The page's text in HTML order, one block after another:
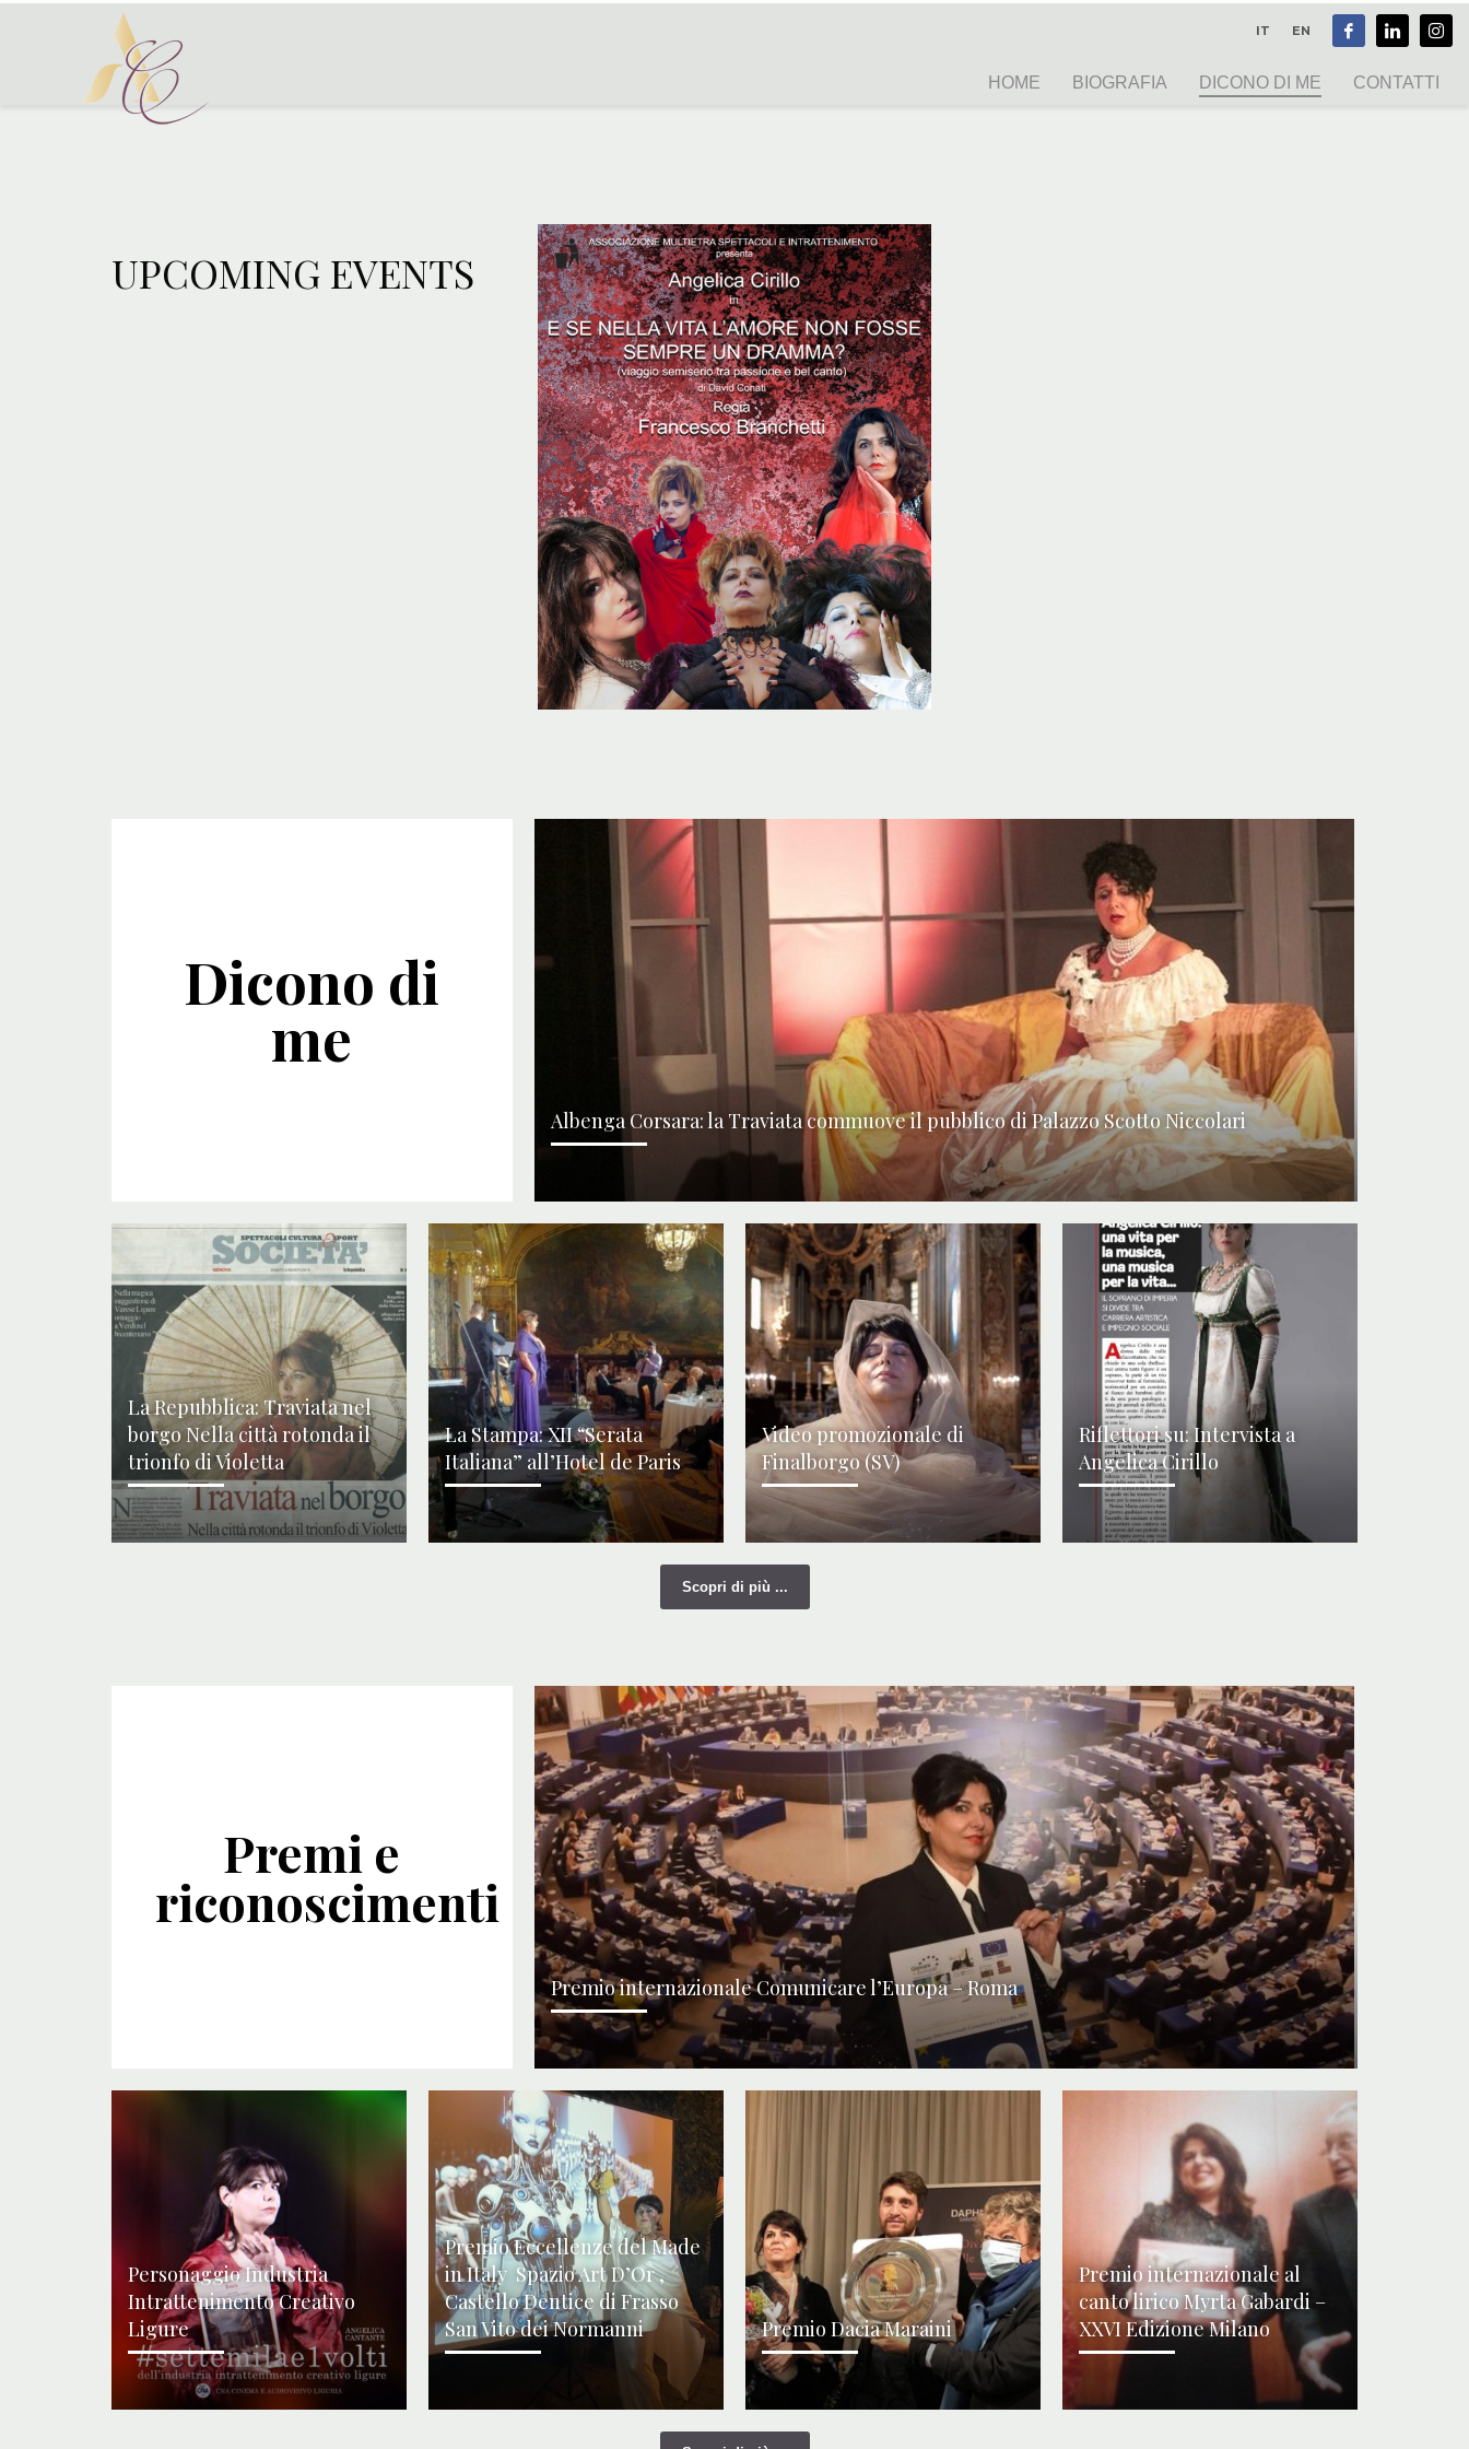
IT EN
HOME BIOGRAFIA DICONO DI ME CONTATTI
UPCOMING EVENTS
Dicono di
me
Albenga Corsara: la Traviata commuove il pubblico di Palazzo Scotto Niccolari
La Repubblica: Traviata nel
borgo Nella città rotonda il
trionfo di Violetta
La Stampa: XII “Serata
Italiana” all’Hotel de Paris
Video promozionale di
Finalborgo (SV)
Riflettori su: Intervista a
Angelica Cirillo
Scopri di più ...
Premi e
riconoscimenti
Premio internazionale Comunicare l’Europa – Roma
Personaggio Industria
Intrattenimento Creativo
Ligure
Premio Eccellenze del Made
in Italy Spazio Art D’Or ,
Castello Dentice di Frasso
San Vito dei Normanni
Premio Dacia Maraini
Premio internazionale al
canto lirico Myrta Gabardi –
XXVI Edizione Milano